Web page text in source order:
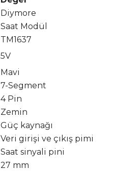
Diymore
Saat Modül
TM1637
5V
Mavi
7-Segment
4 Pin
Zemin
Güç kaynağı
Veri girişi ve çıkış pimi
Saat sinyali pini
27 mm